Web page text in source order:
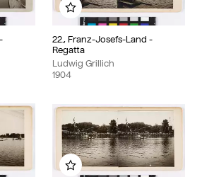
hinzufügen
22., Franz-Josefs-Land -
Regatta
Ludwig Grillich
1904
Zu meinem Album
hinzufügenZu meinem Album